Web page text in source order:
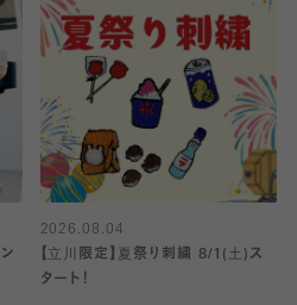
2026.08.04
【立川限定】夏祭り刺繍 8/1(土)ス
タート！